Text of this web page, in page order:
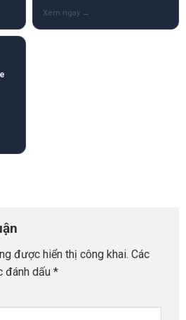
được hiển thị công khai. Các
đánh dấu *